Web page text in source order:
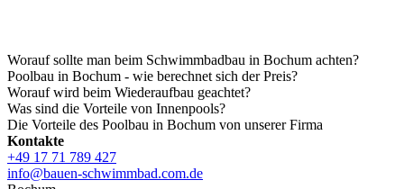
Worauf sollte man beim Schwimmbadbau in Bochum achten?
Poolbau in Bochum - wie berechnet sich der Preis?
Worauf wird beim Wiederaufbau geachtet?
Was sind die Vorteile von Innenpools?
Die Vorteile des Poolbau in Bochum von unserer Firma
Kontakte
+49 17 71 789 427
info@bauen-schwimmbad.com.de